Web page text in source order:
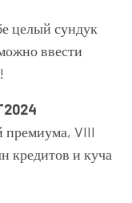
целый сундук
ввести
премиума, VIII
кредитов и куча